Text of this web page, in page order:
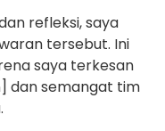
refleksi, saya
tersebut. Ini
saya terkesan
dan semangat tim